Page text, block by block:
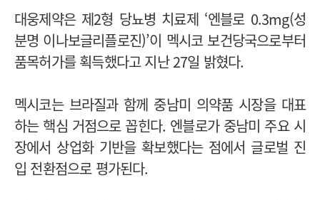
대웅제약은 제2형 당뇨병 치료제 ‘엔블로 0.3mg(성
분명 이나보글리플로진)’이 멕시코 보건당국으로부터
품목허가를 획득했다고 지난 27일 밝혔다.
멕시코는 브라질과 함께 중남미 의약품 시장을 대표
하는 핵심 거점으로 꼽힌다. 엔블로가 중남미 주요 시
장에서 상업화 기반을 확보했다는 점에서 글로벌 진
입 전환점으로 평가된다.